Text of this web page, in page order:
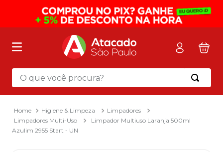
O que você procura?
Higiene & Limpeza
Limpadores
Limpadores Multi-Uso
Limpador Multiuso Laranja 500ml
Azulim 2955 Start - UN
Termos mais buscados
mochila
2º sacola